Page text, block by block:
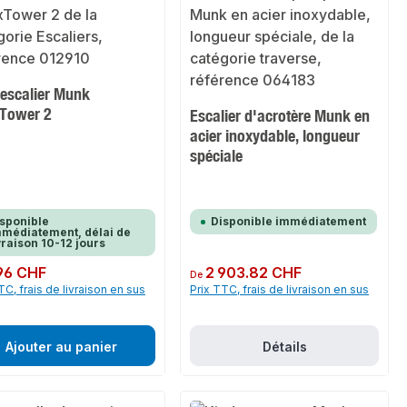
Munk
2
délai de
10-12 jours
:
CHF
frais de livraison en sus
Ajouter au panier
Escalier d'acrotère Munk en
acier inoxydable, longueur
spéciale
Disponible immédiatement
Prix régulier :
De 2 903.82 CHF
Prix TTC, frais de livraison en sus
Détails